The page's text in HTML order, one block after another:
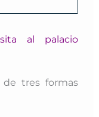
al palacio
de tres formas